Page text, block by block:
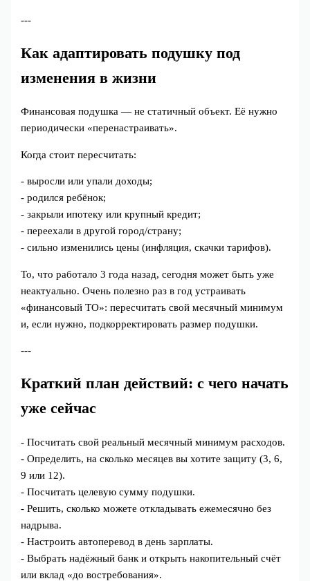
---
Как адаптировать подушку под
изменения в жизни
Финансовая подушка — не статичный объект. Её нужно
периодически «перенастраивать».
Когда стоит пересчитать:
- выросли или упали доходы;
- родился ребёнок;
- закрыли ипотеку или крупный кредит;
- переехали в другой город/страну;
- сильно изменились цены (инфляция, скачки тарифов).
То, что работало 3 года назад, сегодня может быть уже
неактуально. Очень полезно раз в год устраивать
«финансовый ТО»: пересчитать свой месячный минимум
и, если нужно, подкорректировать размер подушки.
---
Краткий план действий: с чего начать
уже сейчас
- Посчитать свой реальный месячный минимум расходов.
- Определить, на сколько месяцев вы хотите защиту (3, 6,
9 или 12).
- Посчитать целевую сумму подушки.
- Решить, сколько можете откладывать ежемесячно без
надрыва.
- Настроить автоперевод в день зарплаты.
- Выбрать надёжный банк и открыть накопительный счёт
или вклад «до востребования».